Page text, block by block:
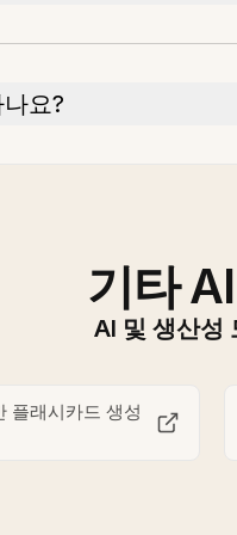
요?
기타
AI 및 생산성
플래시카드 생성